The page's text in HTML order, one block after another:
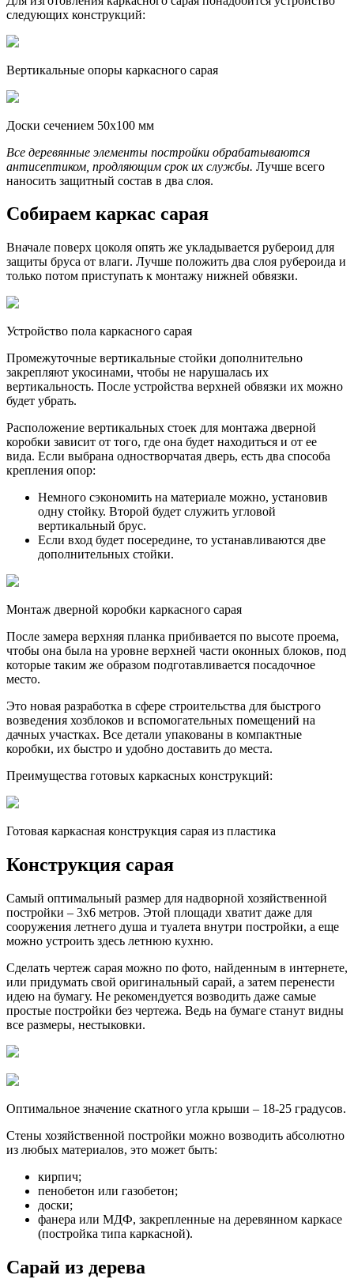
следующих конструкций:
Вертикальные опоры каркасного сарая
Доски сечением 50х100 мм
Все деревянные элементы постройки обрабатываются
антисептиком, продляющим срок их службы. Лучше всего
наносить защитный состав в два слоя.
Собираем каркас сарая
Вначале поверх цоколя опять же укладывается рубероид для
защиты бруса от влаги. Лучше положить два слоя рубероида и
только потом приступать к монтажу нижней обвязки.
Устройство пола каркасного сарая
Промежуточные вертикальные стойки дополнительно
закрепляют укосинами, чтобы не нарушалась их
вертикальность. После устройства верхней обвязки их можно
будет убрать.
Расположение вертикальных стоек для монтажа дверной
коробки зависит от того, где она будет находиться и от ее
вида. Если выбрана одностворчатая дверь, есть два способа
крепления опор:
Немного сэкономить на материале можно, установив
одну стойку. Второй будет служить угловой
вертикальный брус.
Если вход будет посередине, то устанавливаются две
дополнительных стойки.
Монтаж дверной коробки каркасного сарая
После замера верхняя планка прибивается по высоте проема,
чтобы она была на уровне верхней части оконных блоков, под
которые таким же образом подготавливается посадочное
место.
Это новая разработка в сфере строительства для быстрого
возведения хозблоков и вспомогательных помещений на
дачных участках. Все детали упакованы в компактные
коробки, их быстро и удобно доставить до места.
Преимущества готовых каркасных конструкций:
Готовая каркасная конструкция сарая из пластика
Конструкция сарая
Самый оптимальный размер для надворной хозяйственной
постройки – 3х6 метров. Этой площади хватит даже для
сооружения летнего душа и туалета внутри постройки, а еще
можно устроить здесь летнюю кухню.
Сделать чертеж сарая можно по фото, найденным в интернете,
или придумать свой оригинальный сарай, а затем перенести
идею на бумагу. Не рекомендуется возводить даже самые
простые постройки без чертежа. Ведь на бумаге станут видны
все размеры, нестыковки.
Оптимальное значение скатного угла крыши – 18-25 градусов.
Стены хозяйственной постройки можно возводить абсолютно
из любых материалов, это может быть:
кирпич;
пенобетон или газобетон;
доски;
фанера или МДФ, закрепленные на деревянном каркасе
(постройка типа каркасной).
Сарай из дерева